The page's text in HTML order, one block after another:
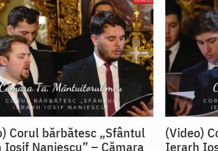
Corul bărbătesc „Sfântul
Naniescu” – Cămara
(Video)
Ierarh